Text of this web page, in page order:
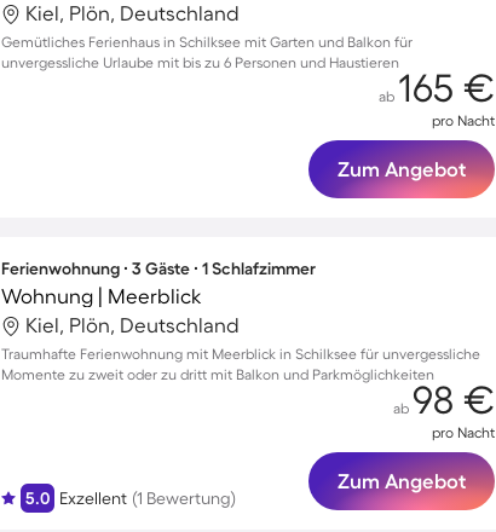
Kiel, Plön, Deutschland
Gemütliches Ferienhaus in Schilksee mit Garten und Balkon für
unvergessliche Urlaube mit bis zu 6 Personen und Haustieren
ab 165 €
pro Nacht
Zum Angebot
Ferienwohnung ∙ 3 Gäste ∙ 1 Schlafzimmer
Wohnung | Meerblick
Kiel, Plön, Deutschland
Traumhafte Ferienwohnung mit Meerblick in Schilksee für unvergessliche
Momente zu zweit oder zu dritt mit Balkon und Parkmöglichkeiten
5.0 Exzellent (1 Bewertung)
ab 98 €
pro Nacht
Zum Angebot